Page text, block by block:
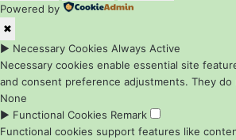
Powered by
✖
► Necessary Cookies Always Active
Necessary cookies enable essential site
and consent preference adjustments. They
None
► Functional Cookies Remark
Functional cookies support features like